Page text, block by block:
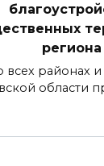
региона
всех районах
области